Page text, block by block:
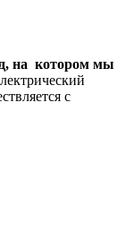
на котором мы
с